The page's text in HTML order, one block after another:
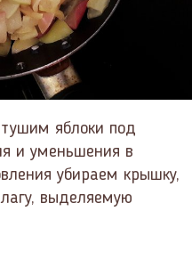
яблоки под
и уменьшения в
убираем крышку,
выделяемую